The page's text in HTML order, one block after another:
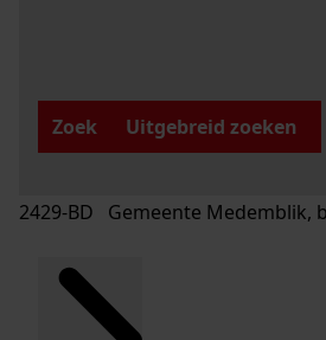
Zoek
Uitgebreid zoeken
2429-BD Gemeente Medemblik,